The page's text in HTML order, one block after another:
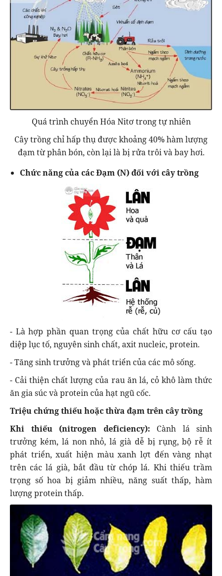
Quá trình chuyển Hóa Nitơ trong tự nhiên
Cây trồng chỉ hấp thụ được khoảng 40% hàm lượng
đạm từ phân bón, còn lại là bị rửa trôi và bay hơi.
Chức năng của các Đạm (N) đối với cây trồng
- Là hợp phần quan trọng của chất hữu cơ cấu tạo
diệp lục tố, nguyên sinh chất, axit nucleic, protein.
- Tăng sinh trưởng và phát triển của các mô sống.
- Cải thiện chất lượng của rau ăn lá, cỏ khô làm thức
ăn gia súc và protein của hạt ngũ cốc.
Triệu chứng thiếu hoặc thừa đạm trên cây trồng
Khi thiếu (nitrogen deficiency): Cành lá sinh
trưởng kém, lá non nhỏ, lá già dễ bị rụng, bộ rễ ít
phát triển, xuất hiện màu xanh lợt đến vàng nhạt
trên các lá già, bắt đầu từ chóp lá. Khi thiếu trầm
trọng số hoa bị giảm nhiều, năng suất thấp, hàm
lượng protein thấp.